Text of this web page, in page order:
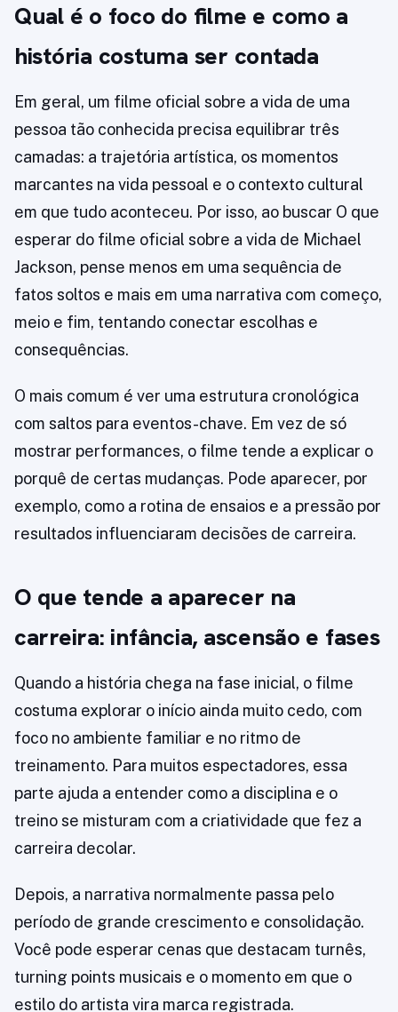
Qual é o foco do filme e como a
história costuma ser contada
Em geral, um filme oficial sobre a vida de uma
pessoa tão conhecida precisa equilibrar três
camadas: a trajetória artística, os momentos
marcantes na vida pessoal e o contexto cultural
em que tudo aconteceu. Por isso, ao buscar O que
esperar do filme oficial sobre a vida de Michael
Jackson, pense menos em uma sequência de
fatos soltos e mais em uma narrativa com começo,
meio e fim, tentando conectar escolhas e
consequências.
O mais comum é ver uma estrutura cronológica
com saltos para eventos-chave. Em vez de só
mostrar performances, o filme tende a explicar o
porquê de certas mudanças. Pode aparecer, por
exemplo, como a rotina de ensaios e a pressão por
resultados influenciaram decisões de carreira.
O que tende a aparecer na
carreira: infância, ascensão e fases
Quando a história chega na fase inicial, o filme
costuma explorar o início ainda muito cedo, com
foco no ambiente familiar e no ritmo de
treinamento. Para muitos espectadores, essa
parte ajuda a entender como a disciplina e o
treino se misturam com a criatividade que fez a
carreira decolar.
Depois, a narrativa normalmente passa pelo
período de grande crescimento e consolidação.
Você pode esperar cenas que destacam turnês,
turning points musicais e o momento em que o
estilo do artista vira marca registrada.